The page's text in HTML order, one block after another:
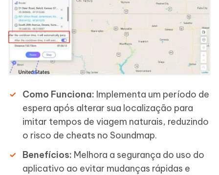
Como Funciona: Implementa um período de
espera após alterar sua localização para
imitar tempos de viagem naturais, reduzindo
o risco de cheats no Soundmap.
Benefícios: Melhora a segurança do uso do
aplicativo ao evitar mudanças rápidas e